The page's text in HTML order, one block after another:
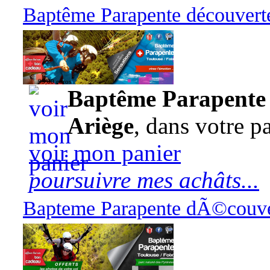
Baptême Parapente
95,00 euros
Baptême
Ariège, dans votre
voir mon panier
poursuivre mes achâts...
Bapteme Parapente